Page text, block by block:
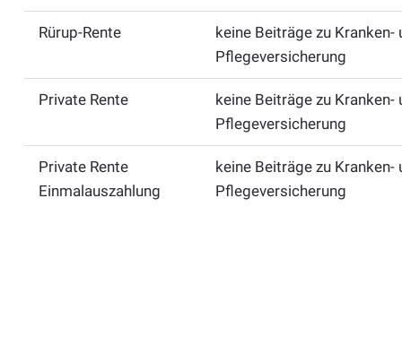
Rürup-Rente
keine Beiträge zu Kranken-
Pflegeversicherung
Private Rente
keine Beiträge zu Kranken-
Pflegeversicherung
Private Rente
Einmalauszahlung
keine Beiträge zu Kranken-
Pflegeversicherung